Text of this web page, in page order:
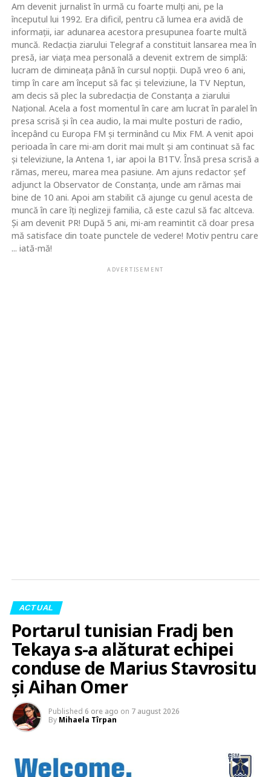
Am devenit jurnalist în urmă cu foarte mulţi ani, pe la
începutul lui 1992. Era dificil, pentru că lumea era avidă de
informaţii, iar adunarea acestora presupunea foarte multă
muncă. Redacţia ziarului Telegraf a constituit lansarea mea în
presă, iar viaţa mea personală a devenit extrem de simplă:
lucram de dimineaţa până în cursul nopţii. După vreo 6 ani,
timp în care am început să fac şi televiziune, la TV Neptun,
am decis să plec la subredacţia de Constanţa a ziarului
Naţional. Acela a fost momentul în care am lucrat în paralel în
presa scrisă şi în cea audio, la mai multe posturi de radio,
începând cu Europa FM şi terminând cu Mix FM. A venit apoi
perioada în care mi-am dorit mai mult şi am continuat să fac
şi televiziune, la Antena 1, iar apoi la B1TV. Însă presa scrisă a
rămas, mereu, marea mea pasiune. Am ajuns redactor şef
adjunct la Observator de Constanţa, unde am rămas mai
bine de 10 ani. Apoi am stabilit că ajunge cu genul acesta de
muncă în care îţi neglizeji familia, că este cazul să fac altceva.
Şi am devenit PR! După 5 ani, mi-am reamintit că doar presa
mă satisface din toate punctele de vedere! Motiv pentru care
... iată-mă!
ADVERTISEMENT
ACTUAL
Portarul tunisian Fradj ben
Tekaya s-a alăturat echipei
conduse de Marius Stavrositu
și Aihan Omer
Published 6 ore ago on 7 august 2026
By Mihaela Tîrpan